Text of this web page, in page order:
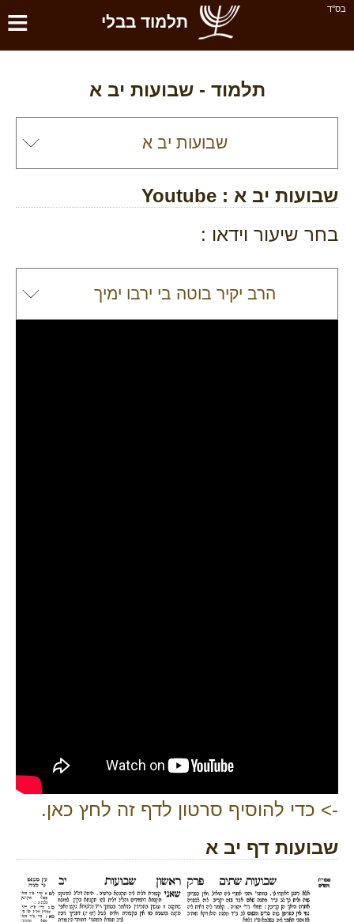
בס''ד ≡ תלמוד בבלי
תלמוד -שבועות יב א
שבועות יב א : Youtube
בחר שיעור וידאו :
-> כדי להוסיף סרטון לדף זה לחץ כאן.
שבועות דף יב א